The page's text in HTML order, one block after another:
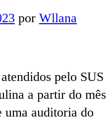
por Wllana
pelo SUS
a partir do mês
uma auditoria do